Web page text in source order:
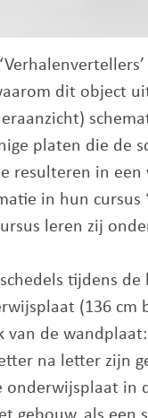
dit object
platen die de
in een
in hun cursus
leren zij
tijdens
(136
van de
na letter zijn
in